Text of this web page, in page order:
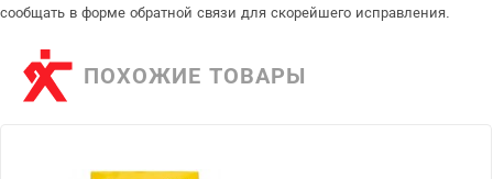
сообщать в форме обратной связи для скорейшего исправления.
ПОХОЖИЕ ТОВАРЫ